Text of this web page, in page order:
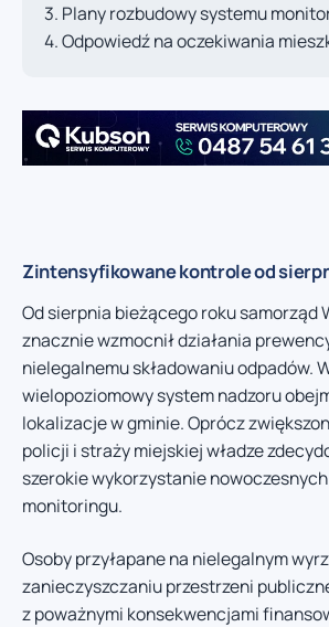
Plany rozbudowy systemu
Odpowiedź na oczekiwania
Zintensyfikowane kontrole od
Od sierpnia bieżącego roku samorząd
znacznie wzmocnił działania
nielegalnemu składowaniu odpadów.
wielopoziomowy system nadzoru
lokalizacje w gminie. Oprócz
policji i straży miejskiej władze
szerokie wykorzystanie
monitoringu.
Osoby przyłapane na nielegalnym
zanieczyszczaniu przestrzeni
z poważnymi konsekwencjami